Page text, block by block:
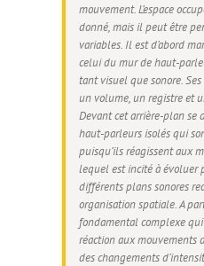
mouvement. L’espace
donné, mais il peut être
variables. Il est d’abord
celui du mur de haut-
tant visuel que sonore.
un volume, un registre et
Devant cet arrière-plan se
haut-parleurs isolés qui
puisqu’ils réagissent aux
lequel est incité à évoluer
différents plans sonores
organisation spatiale. A
fondamental complexe
réaction aux mouvements
des changements